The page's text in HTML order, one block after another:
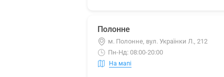
Полонне
м. Полонне, вул. Українки Л., 212
Пн-Нд: 08:00-20:00
На мапі